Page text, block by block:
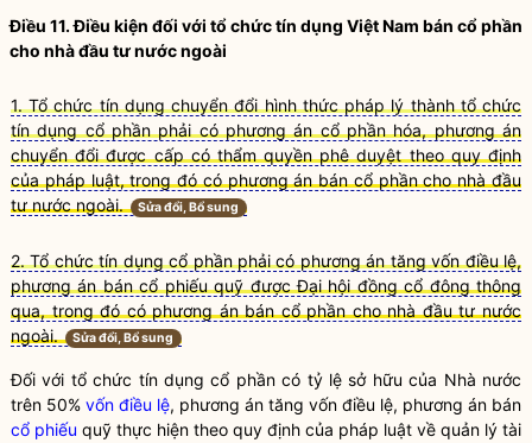
Điều 11. Điều kiện đối với tổ chức tín dụng Việt Nam bán cổ phần
cho nhà đầu tư nước ngoài
1. Tổ chức tín dụng chuyển đổi hình thức pháp lý thành tổ chức
tín dụng cổ phần phải có phương án cổ phần hóa, phương án
chuyển đổi được cấp có thẩm quyền phê duyệt theo quy định
của pháp luật, trong đó có phương án bán cổ phần cho nhà đầu
tư nước ngoài.
Sửa đổi, Bổ sung
2. Tổ chức tín dụng cổ phần phải có phương án tăng vốn điều lệ,
phương án bán cổ phiếu quỹ được Đại hội đồng cổ đông thông
qua, trong đó có phương án bán cổ phần cho nhà đầu tư nước
ngoài.
Sửa đổi, Bổ sung
Đối với tổ chức tín dụng cổ phầncó tỷ lệ sở hữu của Nhà nước
trên 50% vốn điều lệ, phương án tăng vốn điều lệ, phương án bán
cổ phiếu quỹ thực hiện theo quy định của pháp luật về quản lý tài